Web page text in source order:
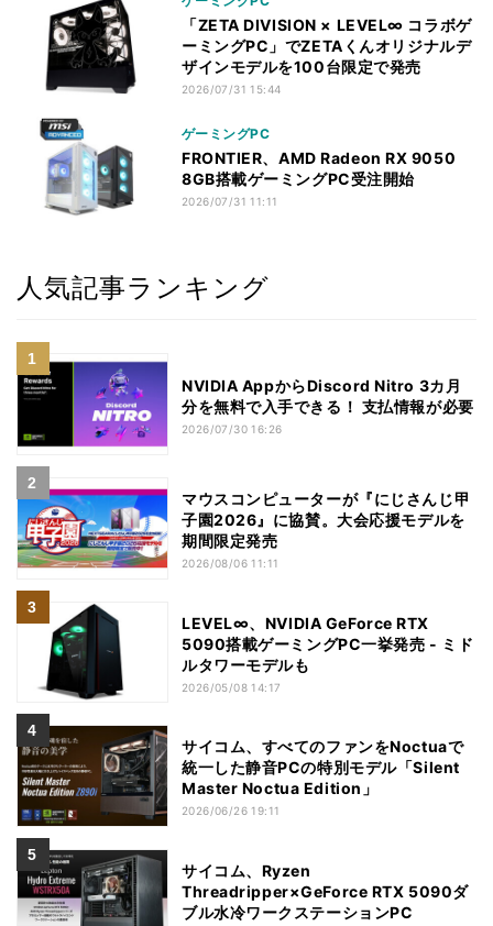
「ZETA DIVISION × LEVEL∞ コラボゲ
ーミングPC」でZETAくんオリジナルデ
ザインモデルを100台限定で発売
2026/07/31 15:44
ゲーミングPC
FRONTIER、AMD Radeon RX 9050
8GB搭載ゲーミングPC受注開始
2026/07/31 11:11
人気記事ランキング
NVIDIA AppからDiscord Nitro 3カ月
分を無料で入手できる！ 支払情報が必要
2026/07/30 16:26
マウスコンピューターが『にじさんじ甲
子園2026』に協賛。大会応援モデルを
期間限定発売
2026/08/06 11:11
LEVEL∞、NVIDIA GeForce RTX
5090搭載ゲーミングPC一挙発売 - ミド
ルタワーモデルも
2026/05/08 14:17
サイコム、すべてのファンをNoctuaで
統一した静音PCの特別モデル「Silent
Master Noctua Edition」
2026/06/26 19:11
サイコム、Ryzen
Threadripper×GeForce RTX 5090ダ
ブル水冷ワークステーションPC